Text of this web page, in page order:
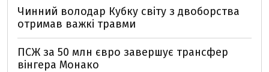
Чинний володар Кубку світу з двоборства
отримав важкі травми
ПСЖ за 50 млн євро завершує трансфер
вінгера Монако